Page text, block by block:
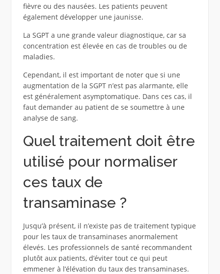
fièvre ou des nausées. Les patients peuvent
également développer une jaunisse.
La SGPT a une grande valeur diagnostique, car sa
concentration est élevée en cas de troubles ou de
maladies.
Cependant, il est important de noter que si une
augmentation de la SGPT n’est pas alarmante, elle
est généralement asymptomatique. Dans ces cas, il
faut demander au patient de se soumettre à une
analyse de sang.
Quel traitement doit être
utilisé pour normaliser
ces taux de
transaminase ?
Jusqu’à présent, il n’existe pas de traitement typique
pour les taux de transaminases anormalement
élevés. Les professionnels de santé recommandent
plutôt aux patients, d’éviter tout ce qui peut
emmener à l’élévation du taux des transaminases.